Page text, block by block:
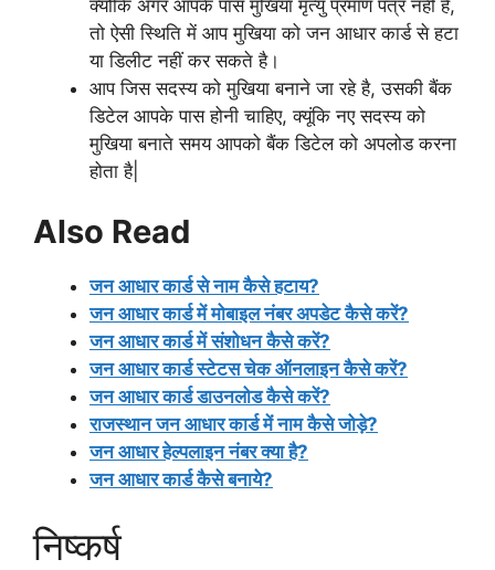
क्योंकि अगर आपके पास मुखिया मृत्यु प्रमाण पत्र नहीं है,
तो ऐसी स्थिति में आप मुखिया को जन आधार कार्ड से हटा
या डिलीट नहीं कर सकते है।
आप जिस सदस्य को मुखिया बनाने जा रहे है, उसकी बैंक
डिटेल आपके पास होनी चाहिए, क्यूंकि नए सदस्य को
मुखिया बनाते समय आपको बैंक डिटेल को अपलोड करना
होता है|
Also Read
जन आधार कार्ड से नाम कैसे हटाय?
जन आधार कार्ड में मोबाइल नंबर अपडेट कैसे करें?
जन आधार कार्ड में संशोधन कैसे करें?
जन आधार कार्ड स्टेटस चेक ऑनलाइन कैसे करें?
जन आधार कार्ड डाउनलोड कैसे करें?
राजस्थान जन आधार कार्ड में नाम कैसे जोड़े?
जन आधार हेल्पलाइन नंबर क्या है?
जन आधार कार्ड कैसे बनाये?
निष्कर्ष